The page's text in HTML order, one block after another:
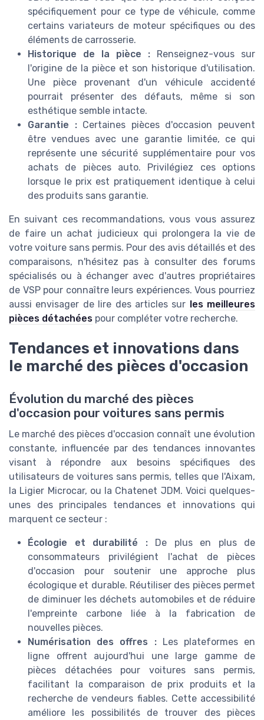
spécifiquement pour ce type de véhicule, comme
certains variateurs de moteur spécifiques ou des
éléments de carrosserie.
Historique de la pièce : Renseignez-vous sur
l'origine de la pièce et son historique d'utilisation.
Une pièce provenant d'un véhicule accidenté
pourrait présenter des défauts, même si son
esthétique semble intacte.
Garantie :Certaines pièces d'occasion peuvent
être vendues avec une garantie limitée, ce qui
représente une sécurité supplémentaire pour vos
achats de pièces auto. Privilégiez ces options
lorsque le prix est pratiquement identique à celui
des produits sans garantie.
En suivant ces recommandations, vous vous assurez
de faire un achat judicieux qui prolongera la vie de
votre voiture sans permis. Pour des avis détaillés et des
comparaisons, n'hésitez pas à consulter des forums
spécialisés ou à échanger avec d'autres propriétaires
de VSP pour connaître leurs expériences. Vous pourriez
aussi envisager de lire des articles sur
les meilleures
pièces détachées pour compléter votre recherche.
Tendances et innovations dans
le marché des pièces d'occasion
Évolution du marché des pièces
d'occasion pour voitures sans permis
Le marché des pièces d'occasion connaît une évolution
constante, influencée par des tendances innovantes
visant à répondre aux besoins spécifiques des
utilisateurs de voitures sans permis, telles que l'Aixam,
la Ligier Microcar, ou la Chatenet JDM. Voici quelques-
unes des principales tendances et innovations qui
marquent ce secteur :
Écologie et durabilité :De plus en plus de
consommateurs privilégient l'achat de pièces
d'occasion pour soutenir une approche plus
écologique et durable. Réutiliser des pièces permet
de diminuer les déchets automobiles et de réduire
l'empreinte carbone liée à la fabrication de
nouvelles pièces.
Numérisation des offres :Les plateformes en
ligne offrent aujourd'hui une large gamme de
pièces détachées pour voitures sans permis,
facilitant la comparaison de prix produits et la
recherche de vendeurs fiables. Cette accessibilité
améliore les possibilités de trouver des pièces